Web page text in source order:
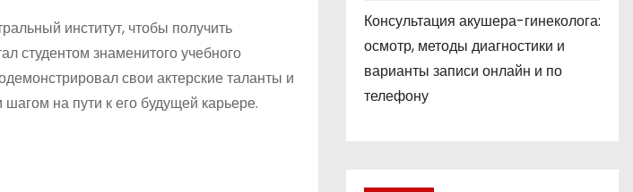
институт, чтобы получить
студентом знаменитого учебного
свои актерские таланты и
на пути к его будущей карьере.
Консультация акушера-гинеколога:
осмотр, методы диагностики и
варианты записи онлайн и по
телефону